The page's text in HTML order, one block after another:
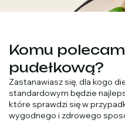
Komu
pudełkową?
Zastanawiasz się, dla kogo
standardowym będzie
które sprawdzi się w
wygodnego i zdrowego